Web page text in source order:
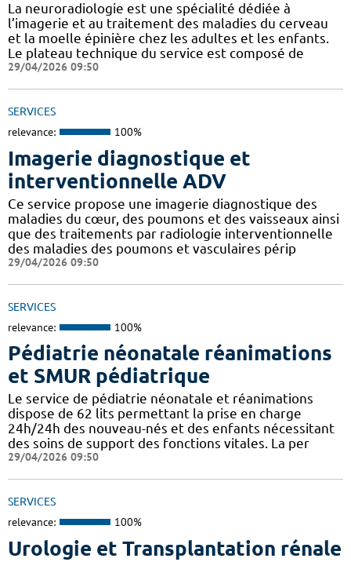
La neuroradiologie est une spécialité dédiée à
l’imagerie et au traitement des maladies du cerveau
et la moelle épinière chez les adultes et les enfants.
Le plateau technique du service est composé de
29/04/2026 09:50
SERVICES
relevance: 100%
Imagerie diagnostique et
interventionnelle ADV
Ce service propose une imagerie diagnostique des
maladies du cœur, des poumons et des vaisseaux ainsi
que des traitements par radiologie interventionnelle
des maladies des poumons et vasculaires périp
29/04/2026 09:50
SERVICES
relevance: 100%
Pédiatrie néonatale réanimations
et SMUR pédiatrique
Le service de pédiatrie néonatale et réanimations
dispose de 62 lits permettant la prise en charge
24h/24h des nouveau-nés et des enfants nécessitant
des soins de support des fonctions vitales. La per
29/04/2026 09:50
SERVICES
relevance: 100%
Urologie et Transplantation rénale